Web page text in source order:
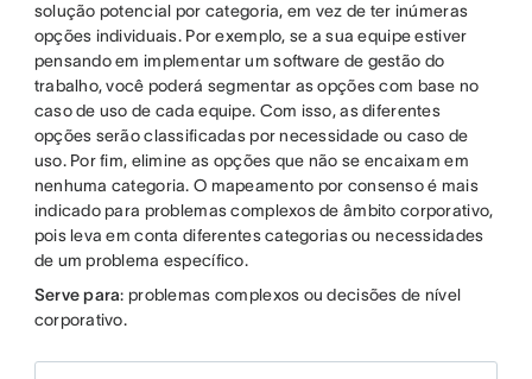
solução potencial por categoria, em vez de ter inúmeras
opções individuais. Por exemplo, se a sua equipe estiver
pensando em implementar um software de gestão do
trabalho, você poderá segmentar as opções com base no
caso de uso de cada equipe. Com isso, as diferentes
opções serão classificadas por necessidade ou caso de
uso. Por fim, elimine as opções que não se encaixam em
nenhuma categoria. O mapeamento por consenso é mais
indicado para problemas complexos de âmbito corporativo,
pois leva em conta diferentes categorias ou necessidades
de um problema específico.
Serve para: problemas complexos ou decisões de nível
corporativo.